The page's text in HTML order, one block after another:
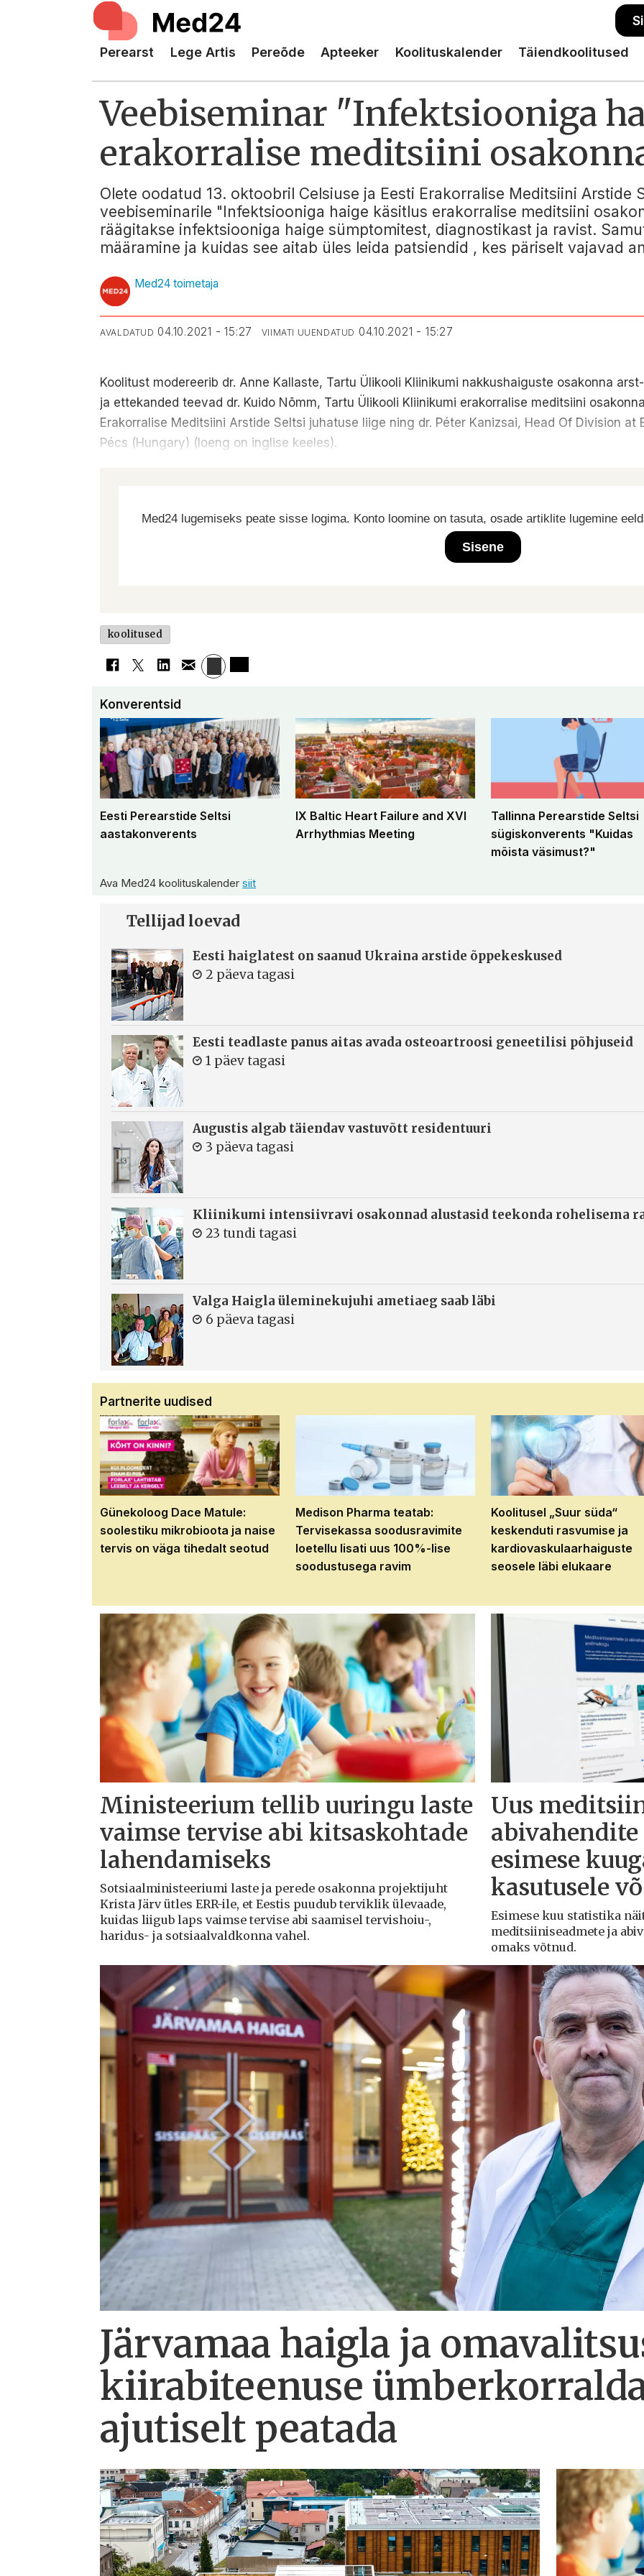
Perearst Lege Artis Pereõde Apteeker Koolituskalender Täiendkoolitused
Veebiseminar "Infektsiooniga
erakorralise meditsiini
Olete oodatud 13. oktoobril Celsiuse ja Eesti Erakorralise Meditsiini Arstide
veebiseminarile "Infektsiooniga haige käsitlus erakorralise meditsiini
räägitakse infektsiooniga haige sümptomitest, diagnostikast ja ravist.
määramine ja kuidas see aitab üles leida patsiendid , kes päriselt vajavad
Med24 toimetaja
AVALDATUD 04.10.2021 - 15:27 VIIMATI UUENDATUD 04.10.2021 - 15:27
Koolitust modereerib dr. Anne Kallaste, Tartu Ülikooli Kliinikumi nakkushaiguste osakonna
ja ettekanded teevad dr. Kuido Nõmm, Tartu Ülikooli Kliinikumi erakorralise meditsiini
Erakorralise Meditsiini Arstide Seltsi juhatuse liige ning dr. Péter Kanizsai, Head Of Division
Pécs (Hungary) (loeng on inglise keeles).
Med24 lugemiseks peate sisse logima. Konto loomine on tasuta, osade artiklite lugemine
Sisene
koolitused
Konverentsid
Eesti Perearstide Seltsi
aastakonverents
IX Baltic Heart Failure and XVI
Arrhythmias Meeting
Tallinna Perearstide Seltsi
sügiskonverents "Kuidas
mõista väsimust?"
Ava Med24 koolituskalendersiit
Tellijad loevad
Eesti haiglatest on saanud Ukraina arstide õppekeskused
2 päeva tagasi
Eesti teadlaste panus aitas avada osteoartroosi geneetilisi põhjuseid
1 päev tagasi
Augustis algab täiendav vastuvõtt residentuuri
3 päeva tagasi
Kliinikumi intensiivravi osakonnad alustasid teekonda rohelisema
23 tundi tagasi
Valga Haigla üleminekujuhi ametiaeg saab läbi
6 päeva tagasi
Partnerite uudised
Günekoloog Dace Matule:
soolestiku mikrobioota ja naise
tervis on väga tihedalt seotud
Medison Pharma teatab:
Tervisekassa soodusravimite
loetellu lisati uus 100%-lise
soodustusega ravim
Koolitusel „Suur süda“
keskenduti rasvumise ja
kardiovaskulaarhaiguste
seosele läbi elukaare
Ministeerium tellib uuringu laste
vaimse tervise abi kitsaskohtade
lahendamiseks
Sotsiaalministeeriumi laste ja perede osakonna projektijuht
Krista Järv ütles ERR-ile, et Eestis puudub terviklik ülevaade,
kuidas liigub laps vaimse tervise abi saamisel tervishoiu-,
haridus- ja sotsiaalvaldkonna vahel.
Uus
esimese
kasutusele
Esimese kuu statistika
meditsiiniseadmete ja
omaks võtnud.
Järvamaa haigla ja
kiirabiteenuse
ajutiselt peatada